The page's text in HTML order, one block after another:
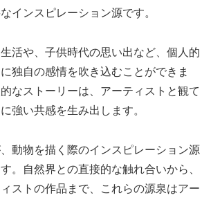
インスピレーション源です。
活や、子供時代の思い出など、個人的
独自の感情を吹き込むことができま
なストーリーは、アーティストと観て
強い共感を生み出します。
動物を描く際のインスピレーション源
。自然界との直接的な触れ合いから、
ストの作品まで、これらの源泉はアー